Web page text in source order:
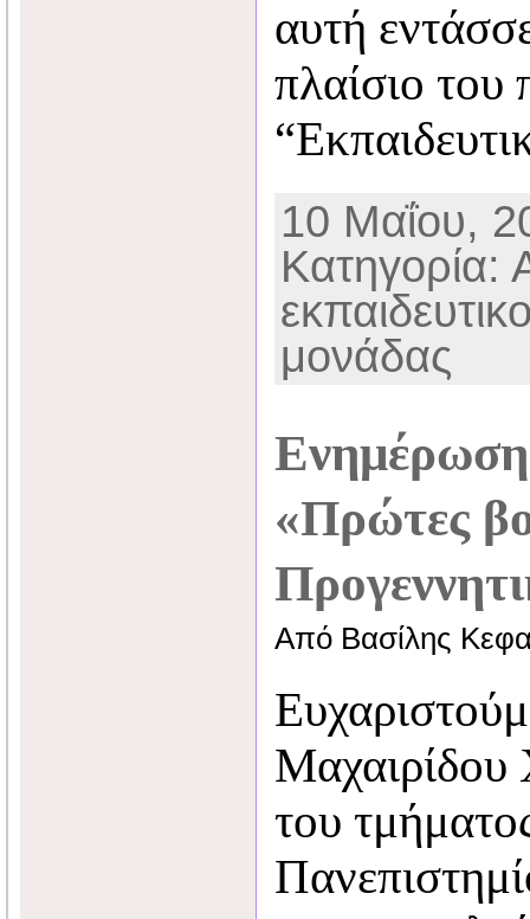
αυτή
πλαίσιο του
10 Μαΐου,
Κατηγορία:
μονάδας
«Πρώτες
Από Βασίλης
Μαχαιρίδου
του